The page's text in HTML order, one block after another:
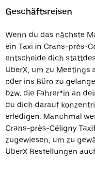
Geschäftsreisen
Wenn du das nächste
ein Taxi in Crans-près-
entscheide dich
UberX, um zu Meetings
oder ins Büro zu
bzw. die Fahrer*in an
du dich darauf
erledigen. Manchmal
Crans-près-Céligny
zugewiesen, um zu
UberX Bestellungen